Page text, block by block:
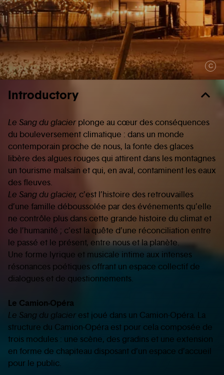
C
Introductory
Le Sang du glacierplonge au cœur des conséquences
du bouleversement climatique : dans un monde
contemporain proche de nous, la fonte des glaces
libère des algues rouges qui attirent dans les montagnes
un tourisme malsain et qui, en aval, contaminent les eaux
des fleuves.
Le Sang du glacier, c’est l’histoire des retrouvailles
d’une famille déboussolée par des événements qu’elle
ne contrôle plus dans cette grande histoire du climat et
de l’humanité ; c’est la quête d’une réconciliation entre
le passé et le présent, entre nous et la planète.
Une forme lyrique et musicale intime aux intenses
résonances poétiques offrant un espace collectif de
dialogues et de questionnements.
Le Camion-Opéra
Le Sang du glacier est joué dans un Camion-Opéra. La
structure du Camion-Opéra est pour cela composée de
trois modules : une scène, des gradins et une extension
en forme de chapiteau disposant d’un espace d’accueil
pour le public.